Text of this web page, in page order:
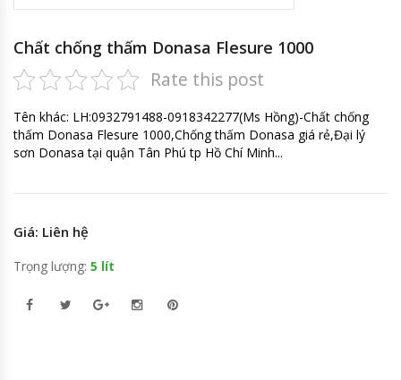
Chất chống thấm Donasa Flesure 1000
Rate this post
Tên khác: LH:0932791488-0918342277(Ms Hồng)-Chất chống
thấm Donasa Flesure 1000,Chống thấm Donasa giá rẻ,Đại lý
sơn Donasa tại quận Tân Phú tp Hồ Chí Minh...
Giá: Liên hệ
Trọng lượng: 5 lít